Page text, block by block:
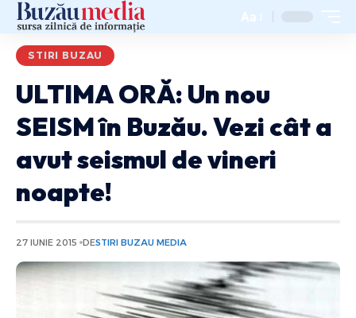
Aa
STIRI BUZAU
ULTIMA ORĂ: Un nou
SEISM în Buzău. Vezi cât a
avut seismul de vineri
noapte!
27 IUNIE 2015 DESTIRI BUZAU MEDIA